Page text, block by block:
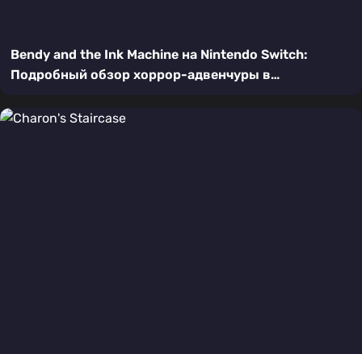
Bendy and the Ink Machine на Nintendo Switch:
Подробный обзор хоррор-адвенчуры в